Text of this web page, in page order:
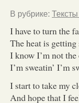
В рубрике:
I have to turn the
The heat is
I know I’m not
I’m sweatin’ I’m
I start to take my
And hope that I